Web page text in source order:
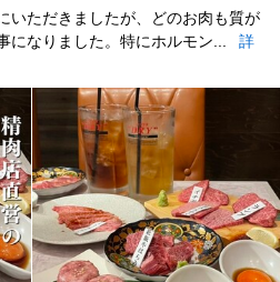
いただきましたが、どのお肉も質が
になりました。特にホルモン...
詳